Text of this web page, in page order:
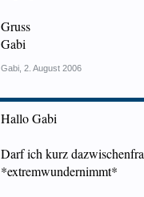
Gruss
Gabi
Gabi 2. August 2006
Hallo Gabi
Darf ich kurz
*extremwundernimmt*